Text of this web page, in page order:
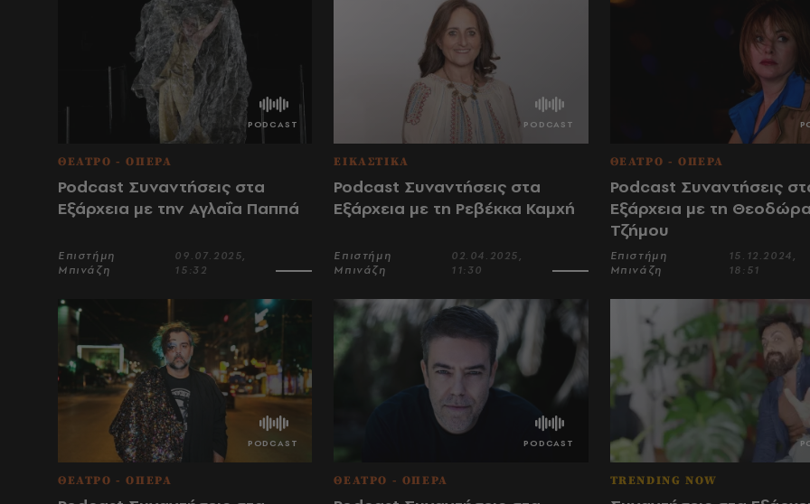
ΘΕΑΤΡΟ - ΟΠΕΡΑ
Podcast Συναντήσεις στα
Εξάρχεια με την Αγλαΐα Παππά
Επιστήμη
Μπινάζη
09.07.2025,
15:32
ΕΙΚΑΣΤΙΚΑ
Podcast Συναντήσεις στα
Εξάρχεια με τη Ρεβέκκα Καμχή
Επιστήμη
Μπινάζη
02.04.2025,
11:30
ΘΕΑΤΡΟ - ΟΠΕΡΑ
Podcast Συναντήσεις
Εξάρχεια με τη
Τζήμου
Επιστήμη
Μπινάζη
15.12.2024,
18:51
ΘΕΑΤΡΟ - ΟΠΕΡΑ ΘΕΑΤΡΟ - ΟΠΕΡΑ TRENDING NOW